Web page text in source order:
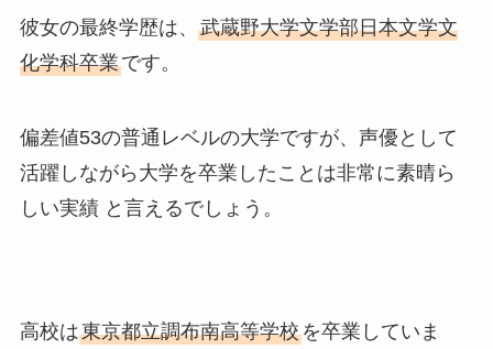
彼女の最終学歴は、 武蔵野大学文学部日本文学文
化学科卒業です。
偏差値53の普通レベルの大学ですが、声優として
活躍しながら大学を卒業したことは非常に素晴ら
しい実績 と言えるでしょう。
高校は東京都立調布南高等学校を卒業していま